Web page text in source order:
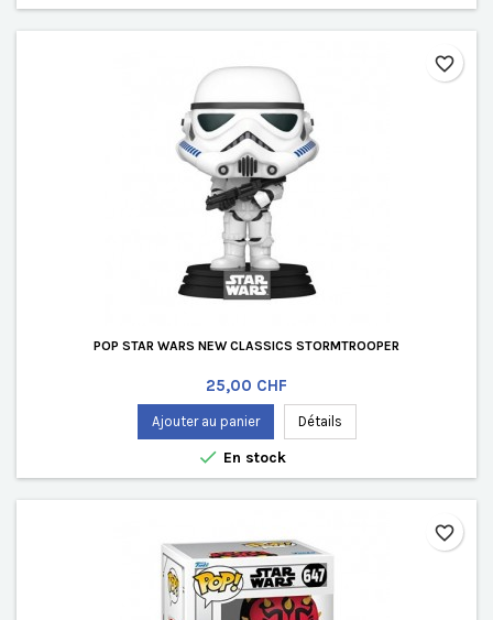
POP STAR WARS NEW CLASSICS STORMTROOPER
Prix
25,00 CHF
Ajouter au panier Détails
 En stock
favorite_border
favorite_border